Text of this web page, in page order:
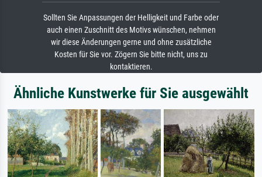
Sollten Sie Anpassungen der Helligkeit und Farbe oder
auch einen Zuschnitt des Motivs wünschen, nehmen
wir diese Änderungen gerne und ohne zusätzliche
Kosten für Sie vor. Zögern Sie bitte nicht, uns zu
kontaktieren.
Ähnliche Kunstwerke für Sie ausgewählt